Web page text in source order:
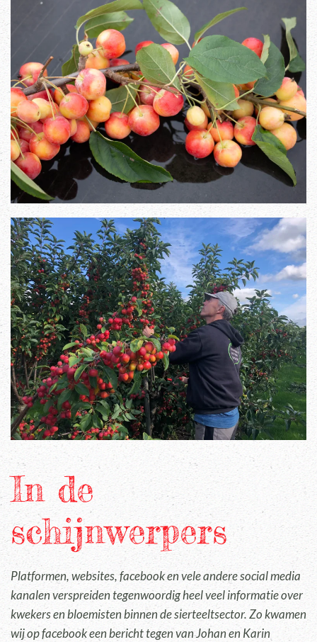
In de
schijnwerpers
Platformen, websites, facebook en vele andere social media
kanalen verspreiden tegenwoordig heel veel informatie over
kwekers en bloemisten binnen de sierteeltsector. Zo kwamen
wij op facebook een bericht tegen van Johan en Karin